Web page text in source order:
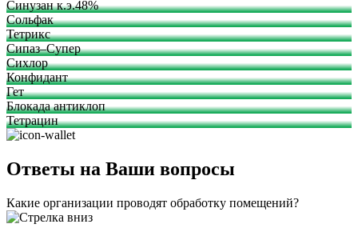
Синузан к.э.48%
Сольфак
Тетрикс
Сипаз–Супер
Сихлор
Конфидант
Гет
Блокада антиклоп
Тетрацин
Ответы на Ваши вопросы
Какие организации проводят обработку помещений?